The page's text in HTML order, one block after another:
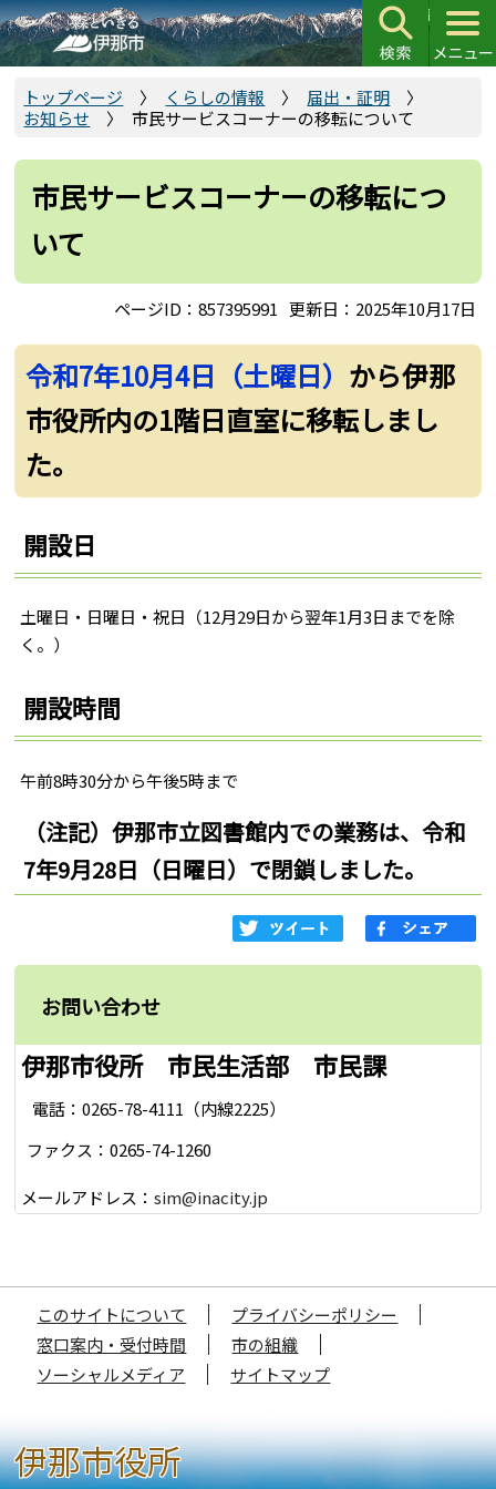
こ
の
ペ
トップページ くらしの情報
届出・証明
お知らせ
市民サービスコーナーの移転について
市民サービスコーナーの移転につ
いて
ページID：857395991 更新日：2025年10月17日
令和7年10月4日（土曜日） から伊那
市役所内の1階日直室に移転しまし
た。
開設日
土曜日・日曜日・祝日（12月29日から翌年1月3日までを除
く。）
開設時間
午前8時30分から午後5時まで
（注記）伊那市立図書館内での業務は、令和
7年9月28日（日曜日）で閉鎖しました。
お問い合わせ
伊那市役所 市民生活部 市民課
電話：0265-78-4111（内線2225）
ファクス：0265-74-1260
メールアドレス：sim@inacity.jp
このサイトについて
プライバシーポリシー
窓口案内・受付時間
市の組織
ソーシャルメディア
サイトマップ
伊那市役所